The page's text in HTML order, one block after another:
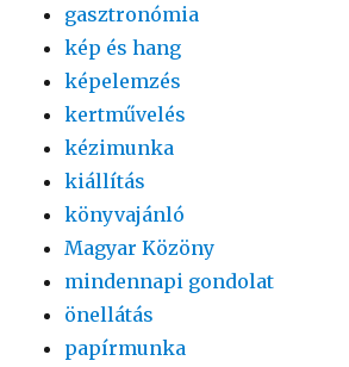
gasztronómia
kép és hang
képelemzés
kertművelés
kézimunka
kiállítás
könyvajánló
Magyar Közöny
mindennapi gondolat
önellátás
papírmunka